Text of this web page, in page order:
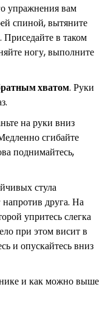
упражнения вам
спиной, вытяните
Приседайте в таком
ногу, выполните
хватом. Руки
на руки вниз
сгибайте
поднимайтесь,
стула
друга. На
упритесь слегка
при этом висит в
и опускайтесь вниз
и как можно выше